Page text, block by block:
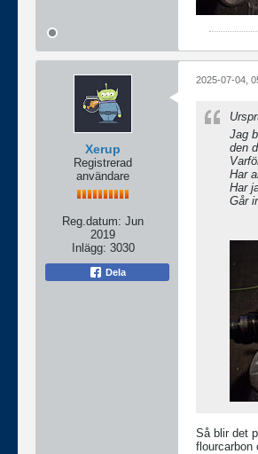
Xerup
Registrerad
användare
Reg.datum: Jun
2019
Inlägg: 3030
Dela
2025-07-04,
Jag
den
Har
Har
Går
Så blir det
flourcarbon